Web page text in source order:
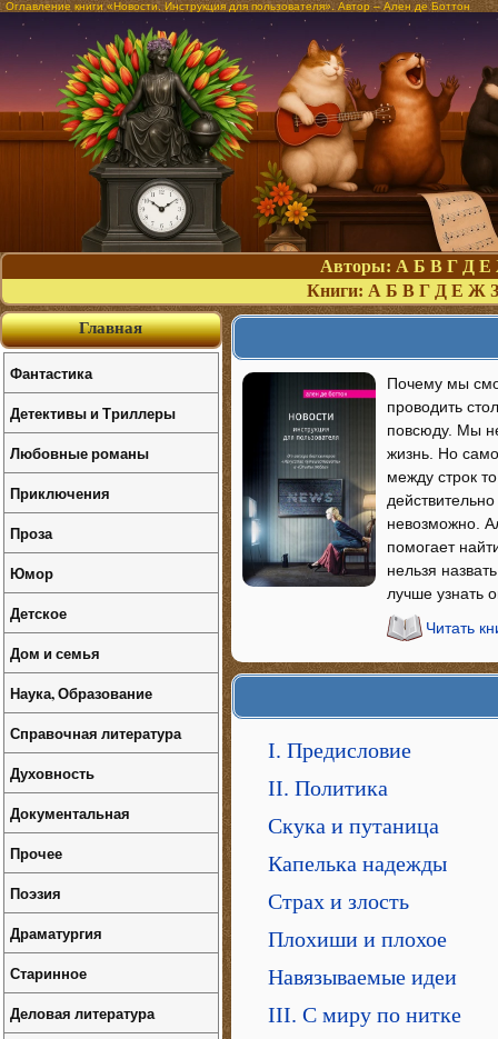
Оглавление книги «Новости. Инструкция для пользователя». Автор – Ален де Боттон
Авторы: А Б В Г Д Е
Книги: А Б В Г Д Е Ж З
Почему мы
проводить
повсюду. Мы
жизнь. Но
между строк
невозможно.
помогает
нельзя
лучше узнать
Читать
I. Предисловие
II. Политика
Скука и путаница
Капелька надежды
Страх и злость
Плохиши и плохое
Навязываемые идеи
III. C миру по нитке
Главная
Фантастика
Детективы и Триллеры
Любовные романы
Приключения
Проза
Юмор
Детское
Дом и семья
Наука, Образование
Справочная литература
Духовность
Документальная
Прочее
Поэзия
Драматургия
Старинное
Деловая литература